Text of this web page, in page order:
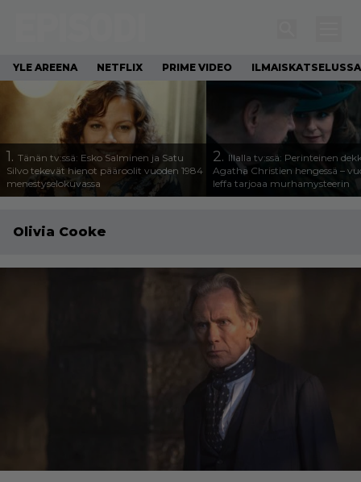
YLE AREENA NETFLIX PRIME VIDEO ILMAISKATSELUSSA
1. Tänän tv:ssä: Esko Salminen ja Satu
Silvo tekevät hienot pääroolit vuoden 1984
menestyselokuvassa
2. Illalla tv:ssä: Perinteinen
Agatha Christien hengessä –
leffa tarjoaa murhamysteerin
Olivia Cooke